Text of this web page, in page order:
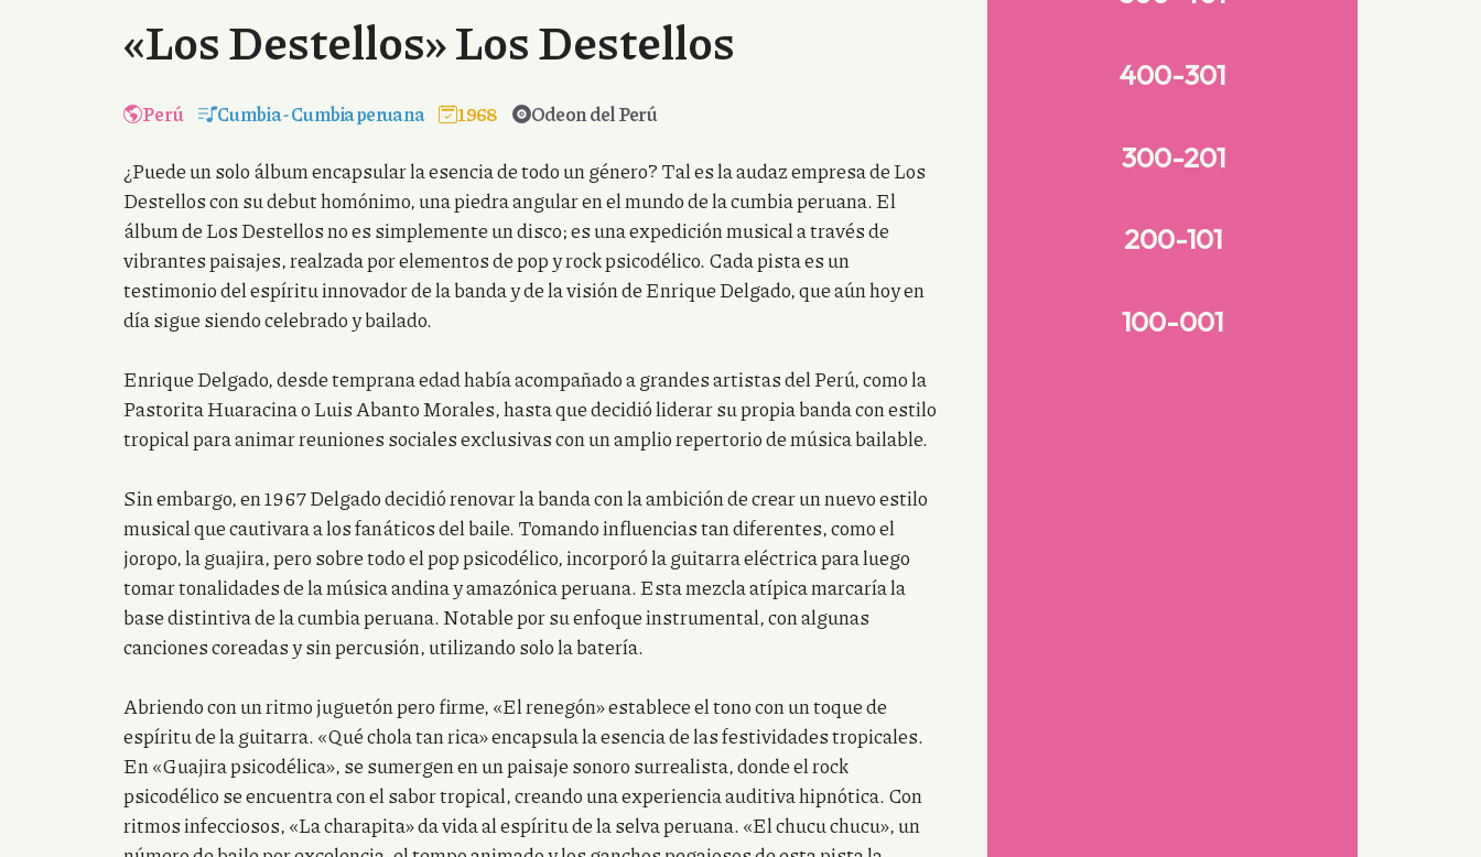
«Los Destellos» Los Destellos
Perú Cumbia-Cumbia peruana 1968 Odeon del Perú
¿Puede un solo álbum encapsular la esencia de todo un género? Tal es la audaz empresa de Los
Destellos con su debut homónimo, una piedra angular en el mundo de la cumbia peruana. El
álbum de Los Destellos no es simplemente un disco; es una expedición musical a través de
vibrantes paisajes, realzada por elementos de pop y rock psicodélico. Cada pista es un
testimonio del espíritu innovador de la banda y de la visión de Enrique Delgado, que aún hoy en
día sigue siendo celebrado y bailado.
Enrique Delgado, desde temprana edad había acompañado a grandes artistas del Perú, como la
Pastorita Huaracina o Luis Abanto Morales, hasta que decidió liderar su propia banda con estilo
tropical para animar reuniones sociales exclusivas con un amplio repertorio de música bailable.
Sin embargo, en 1967 Delgado decidió renovar la banda con la ambición de crear un nuevo estilo
musical que cautivara a los fanáticos del baile. Tomando influencias tan diferentes, como el
joropo, la guajira, pero sobre todo el pop psicodélico, incorporó la guitarra eléctrica para luego
tomar tonalidades de la música andina y amazónica peruana. Esta mezcla atípica marcaría la
base distintiva de la cumbia peruana. Notable por su enfoque instrumental, con algunas
canciones coreadas y sin percusión, utilizando solo la batería.
Abriendo con un ritmo juguetón pero firme, «El renegón» establece el tono con un toque de
espíritu de la guitarra. «Qué chola tan rica» encapsula la esencia de las festividades tropicales.
En «Guajira psicodélica», se sumergen en un paisaje sonoro surrealista, donde el rock
psicodélico se encuentra con el sabor tropical, creando una experiencia auditiva hipnótica. Con
ritmos infecciosos, «La charapita» da vida al espíritu de la selva peruana. «El chucu chucu», un
400-301
300-201
200-101
100-001